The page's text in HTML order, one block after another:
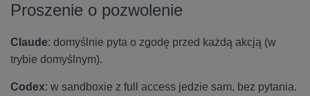
Proszenie o pozwolenie
Claude: domyślnie pyta o zgodę przed każdą akcją (w
trybie domyślnym).
Codex: w sandboxie z full access jedzie sam, bez pytania.